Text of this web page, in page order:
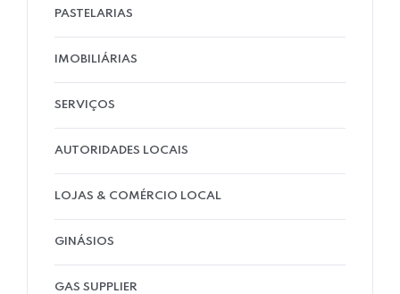
PASTELARIAS
IMOBILIÁRIAS
SERVIÇOS
AUTORIDADES LOCAIS
LOJAS & COMÉRCIO LOCAL
GINÁSIOS
GAS SUPPLIER